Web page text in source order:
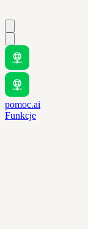
pomoc.ai
Funkcje